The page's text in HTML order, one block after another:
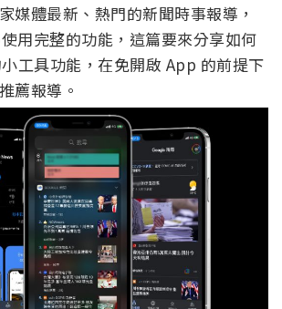
媒體最新、熱門的新聞時事報導，
用完整的功能，這篇要來分享如何
工具功能，在免開啟 App 的前提下
薦報導。